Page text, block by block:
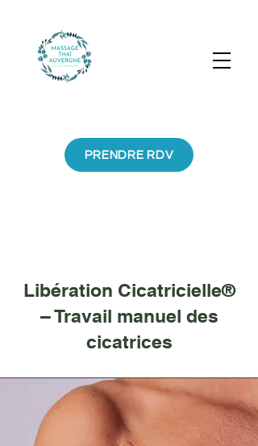
PRENDRE RDV
Libération Cicatricielle®
– Travail manuel des
cicatrices